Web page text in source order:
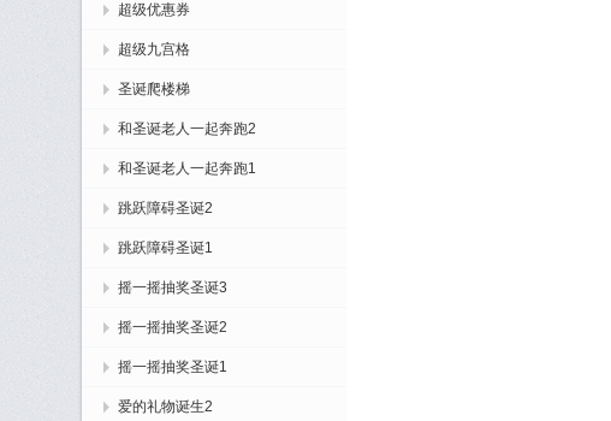
超级优惠券
超级九宫格
圣诞爬楼梯
和圣诞老人一起奔跑2
和圣诞老人一起奔跑1
跳跃障碍圣诞2
跳跃障碍圣诞1
摇一摇抽奖圣诞3
摇一摇抽奖圣诞2
摇一摇抽奖圣诞1
爱的礼物诞生2